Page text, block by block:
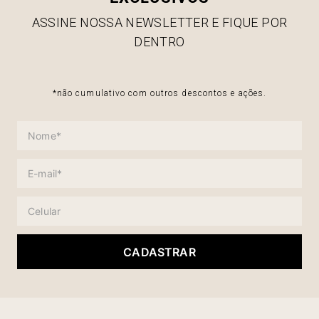
ASSINE NOSSA NEWSLETTER E FIQUE POR
DENTRO
*não cumulativo com outros descontos e ações.
CADASTRAR